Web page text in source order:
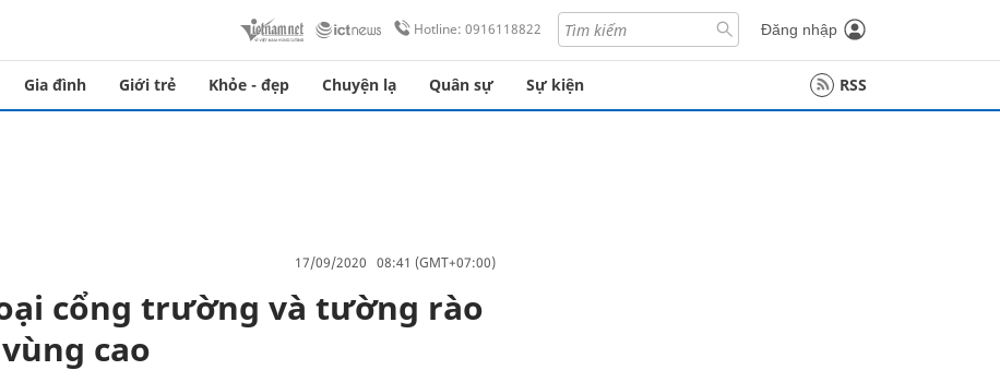
Hotline: 0916118822 Đăng nhập
Gia đình Giới trẻ Khỏe - đẹp Chuyện lạ Quân sự Sự kiện RSS
17/09/2020 08:41 (GMT+07:00)
cổng trường và tường rào
cao